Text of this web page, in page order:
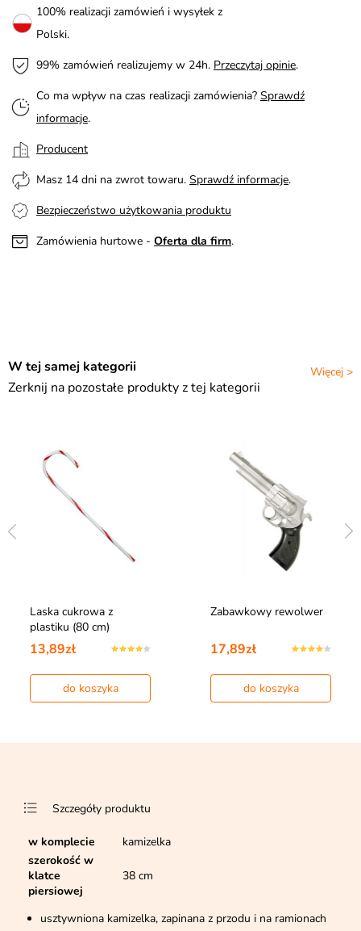
100% realizacji zamówień i wysyłek z
Polski.
99% zamówień realizujemy w 24h. Przeczytaj opinie.
Co ma wpływ na czas realizacji zamówienia? Sprawdź
informacje.
Producent
Masz 14 dni na zwrot towaru. Sprawdź informacje.
Bezpieczeństwo użytkowania produktu
Zamówienia hurtowe - Oferta dla firm.
Więcej >
W tej samej kategorii
Zerknij na pozostałe produkty z tej kategorii
Laska cukrowa z
plastiku (80 cm)
13,89zł
do koszyka
Zabawkowy rewolwer
17,89zł
do koszyka
Szczegóły produktu
w komplecie
kamizelka
szerokość w
klatce
piersiowej
38 cm
usztywniona kamizelka, zapinana z przodu i na ramionach